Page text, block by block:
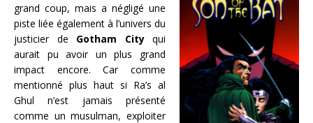
grand coup, mais a négligé une
piste liée également à l’univers du
justicier de Gotham Cityqui
aurait pu avoir un plus grand
impact encore. Car comme
mentionné plus haut si Ra’s al
Ghul n’est jamais présenté
comme un musulman, exploiter